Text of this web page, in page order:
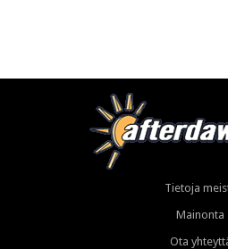
Tietoja
Mainonta
Ota